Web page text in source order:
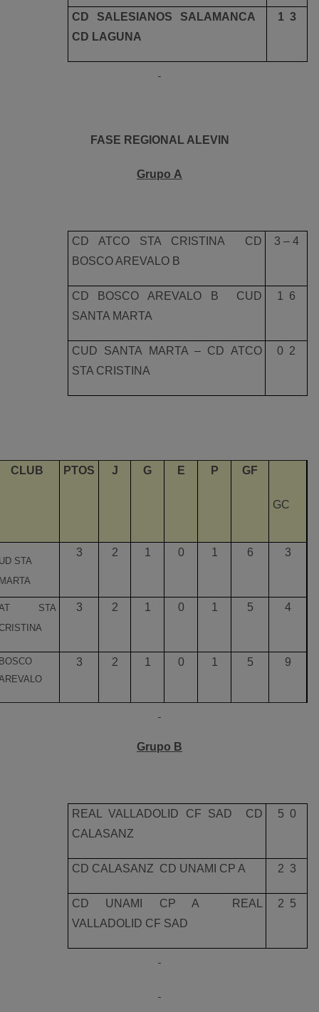
CD SALESIANOS SALAMANCA 
CD LAGUNA
1  3
FASE REGIONAL ALEVIN
Grupo A
CD ATCO STA CRISTINA  CD
BOSCO AREVALO B
3 – 4
CD BOSCO AREVALO B  CUD
SANTA MARTA
1  6
CUD SANTA MARTA – CD ATCO
STA CRISTINA
0  2
CLUB PTOS J G E P GF
GC
STA
3 2 1 0 1 6 3
STA
3 2 1 0 1 5 4
3 2 1 0 1 5 9
Grupo B
REAL VALLADOLID CF SAD  CD
CALASANZ
5  0
CD CALASANZ  CD UNAMI CP A 2  3
CD UNAMI CP A  REAL
VALLADOLID CF SAD
2  5